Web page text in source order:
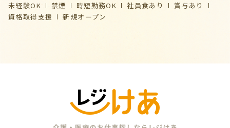
未経験OK
禁煙 時短勤務OK 社員食あり
賞与あり
資格取得支援
新規オープン